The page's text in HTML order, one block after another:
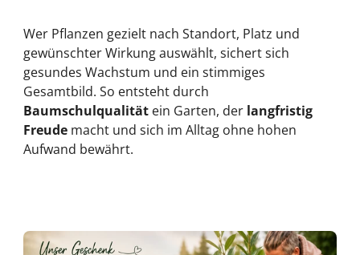
Wer Pflanzen gezielt nach Standort, Platz und
gewünschter Wirkung auswählt, sichert sich
gesundes Wachstum und ein stimmiges
Gesamtbild. So entsteht durch
Baumschulqualitätein Garten, der langfristig
Freude macht und sich im Alltag ohne hohen
Aufwand bewährt.